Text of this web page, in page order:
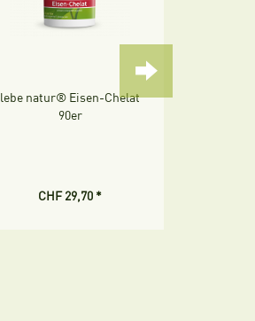
lebe natur® Eisen-Chelat
90er
CHF 29,70 *